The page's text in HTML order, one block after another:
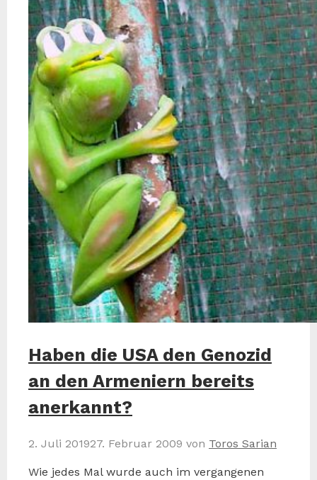
Haben die USA den Genozid
an den Armeniern bereits
anerkannt?
2. Juli 201927. Februar 2009 von Toros Sarian
Wie jedes Mal wurde auch im vergangenen